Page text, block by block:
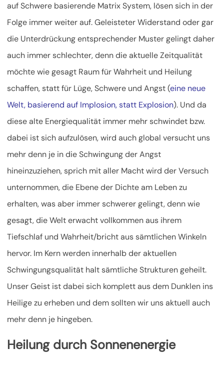
auf Schwere basierende Matrix System, lösen sich in der
Folge immer weiter auf. Geleisteter Widerstand oder gar
die Unterdrückung entsprechender Muster gelingt daher
auch immer schlechter, denn die aktuelle Zeitqualität
möchte wie gesagt Raum für Wahrheit und Heilung
schaffen, statt für Lüge, Schwere und Angst (eine neue
Welt, basierend auf Implosion, statt Explosion). Und da
diese alte Energiequalität immer mehr schwindet bzw.
dabei ist sich aufzulösen, wird auch global versucht uns
mehr denn je in die Schwingung der Angst
hineinzuziehen, sprich mit aller Macht wird der Versuch
unternommen, die Ebene der Dichte am Leben zu
erhalten, was aber immer schwerer gelingt, denn wie
gesagt, die Welt erwacht vollkommen aus ihrem
Tiefschlaf und Wahrheit/bricht aus sämtlichen Winkeln
hervor. Im Kern werden innerhalb der aktuellen
Schwingungsqualität halt sämtliche Strukturen geheilt.
Unser Geist ist dabei sich komplett aus dem Dunklen ins
Heilige zu erheben und dem sollten wir uns aktuell auch
mehr denn je hingeben.
Heilung durch Sonnenenergie